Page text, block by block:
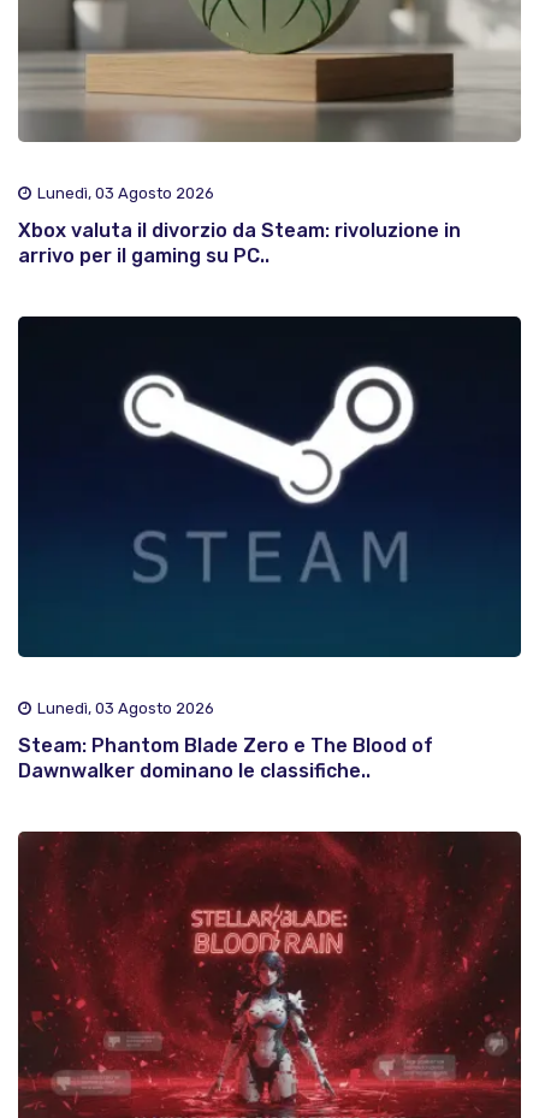
Lunedì, 03 Agosto 2026
Xbox valuta il divorzio da Steam: rivoluzione in
arrivo per il gaming su PC..
Lunedì, 03 Agosto 2026
Steam: Phantom Blade Zero e The Blood of
Dawnwalker dominano le classifiche..